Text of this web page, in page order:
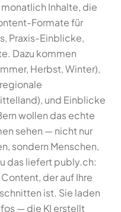
Inhalte, die
Formate für
Praxis-Einblicke,
Dazu kommen
Herbst, Winter),
und Einblicke
wollen das echte
sehen — nicht nur
sondern Menschen,
das liefert publy.ch:
der auf Ihre
ist. Sie laden
— die KI erstellt